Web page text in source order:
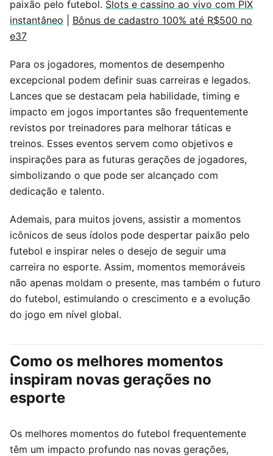
paixão pelo futebol. Slots e cassino ao vivo com PIX
instantâneo
Bônus de cadastro 100% até R$500 no
e37
Para os jogadores, momentos de desempenho
excepcional podem definir suas carreiras e legados.
Lances que se destacam pela habilidade, timing e
impacto em jogos importantes são frequentemente
revistos por treinadores para melhorar táticas e
treinos. Esses eventos servem como objetivos e
inspirações para as futuras gerações de jogadores,
simbolizando o que pode ser alcançado com
dedicação e talento.
Ademais, para muitos jovens, assistir a momentos
icônicos de seus ídolos pode despertar paixão pelo
futebol e inspirar neles o desejo de seguir uma
carreira no esporte. Assim, momentos memoráveis
não apenas moldam o presente, mas também o futuro
do futebol, estimulando o crescimento e a evolução
do jogo em nível global.
Como os melhores momentos
inspiram novas gerações no
esporte
Os melhores momentos do futebol frequentemente
têm um impacto profundo nas novas gerações,